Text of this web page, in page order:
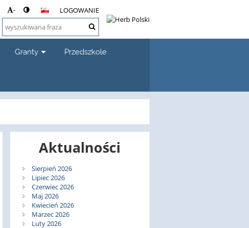
- LOGOWANIE
Granty Przedszkole
Aktualności
Sierpień 2026
Lipiec 2026
Czerwiec 2026
Maj 2026
Kwiecień 2026
Marzec 2026
Luty 2026